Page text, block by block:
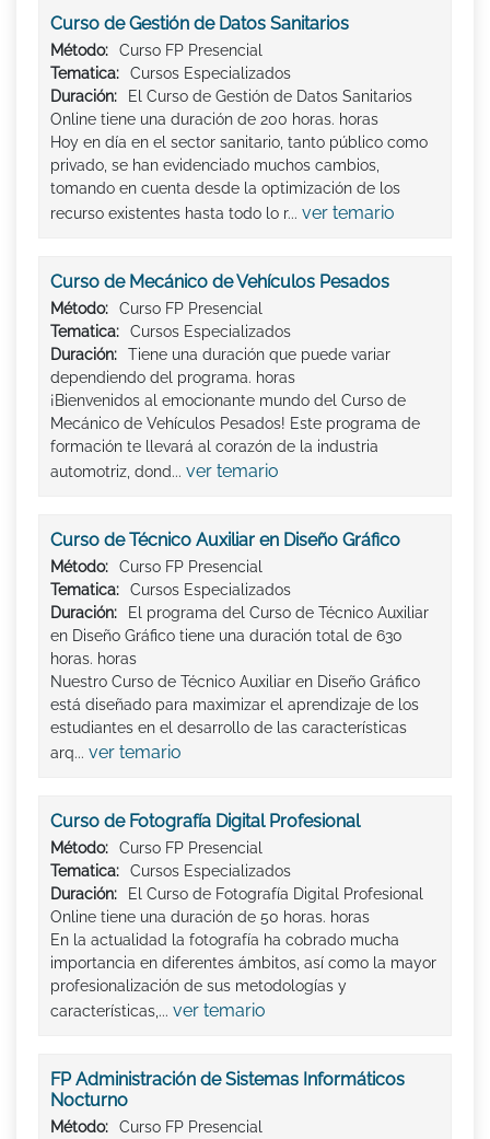
Curso de Gestión de Datos Sanitarios
Método:
Curso FP Presencial
Tematica:
Cursos Especializados
Duración:
El Curso de Gestión de Datos Sanitarios
Online tiene una duración de 200 horas. horas
Hoy en día en el sector sanitario, tanto público como
privado, se han evidenciado muchos cambios,
tomando en cuenta desde la optimización de los
recurso existentes hasta todo lo r... ver temario
Curso de Mecánico de Vehículos Pesados
Método:
Curso FP Presencial
Tematica:
Cursos Especializados
Duración:
Tiene una duración que puede variar
dependiendo del programa. horas
¡Bienvenidos al emocionante mundo del Curso de
Mecánico de Vehículos Pesados! Este programa de
formación te llevará al corazón de la industria
automotriz, dond... ver temario
Curso de Técnico Auxiliar en Diseño Gráfico
Método:
Curso FP Presencial
Tematica:
Cursos Especializados
Duración:
El programa del Curso de Técnico Auxiliar
en Diseño Gráfico tiene una duración total de 630
horas. horas
Nuestro Curso de Técnico Auxiliar en Diseño Gráfico
está diseñado para maximizar el aprendizaje de los
estudiantes en el desarrollo de las características
arq... ver temario
Curso de Fotografía Digital Profesional
Método:
Curso FP Presencial
Tematica:
Cursos Especializados
Duración:
El Curso de Fotografía Digital Profesional
Online tiene una duración de 50 horas. horas
En la actualidad la fotografía ha cobrado mucha
importancia en diferentes ámbitos, así como la mayor
profesionalización de sus metodologías y
características,... ver temario
FP Administración de Sistemas Informáticos
Nocturno
Método:
Curso FP Presencial